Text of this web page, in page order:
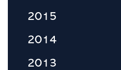
2015
2014
2013